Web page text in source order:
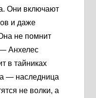
Они включают
и даже
не помнит
Анхелес
в тайниках
— наследница
не волки, а